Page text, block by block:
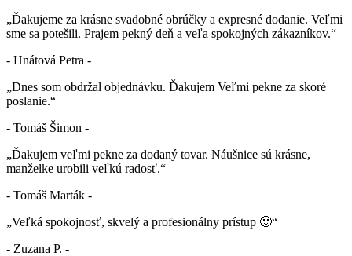
„Ďakujeme za krásne svadobné obrúčky a expresné dodanie. Veľmi
sme sa potešili. Prajem pekný deň a veľa spokojných zákazníkov.“
- Hnátová Petra -
„Dnes som obdržal objednávku. Ďakujem Veľmi pekne za skoré
poslanie.“
- Tomáš Šimon -
„Ďakujem veľmi pekne za dodaný tovar. Náušnice sú krásne,
manželke urobili veľkú radosť.“
- Tomáš Marták -
„Veľká spokojnosť, skvelý a profesionálny prístup 🙂“
- Zuzana P. -